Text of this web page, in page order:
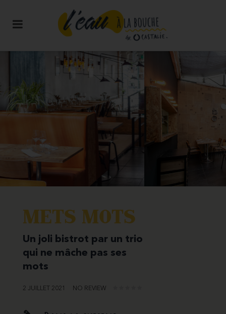
METS MOTS
Un joli bistrot par un trio
qui ne mâche pas ses
mots
2 JUILLET 2021 NO REVIEW